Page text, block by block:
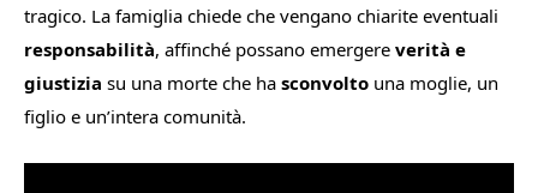
tragico. La famiglia chiede che vengano chiarite eventuali
responsabilità, affinché possano emergere verità e
giustizia su una morte che ha sconvolto una moglie, un
figlio e un’intera comunità.